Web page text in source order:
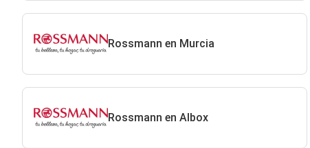
Rossmann en Murcia
Rossmann en Albox